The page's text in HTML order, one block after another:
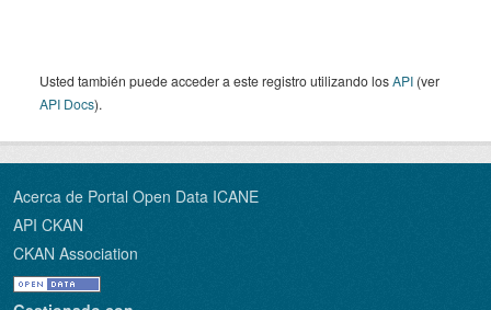
Usted también puede acceder a este registro utilizando losAPI (ver
API Docs).
Acerca de Portal Open Data ICANE
API CKAN
CKAN Association